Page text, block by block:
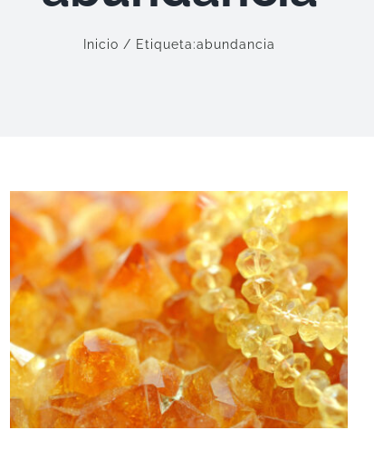
Inicio Etiqueta:abundancia